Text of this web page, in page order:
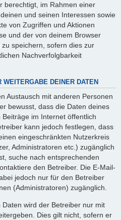
berechtigt, im Rahmen einer
und seinen Interessen sowie
von Zugriffen und Aktionen
und der von deinem Browser
speichern, sofern dies zur
Nachverfolgbarkeit
WEITERGABE DEINER DATEN
Austausch mit anderen Personen
bewusst, dass die Daten deines
im Internet öffentlich
kann jedoch festlegen, dass
eingeschränkten Nutzerkreis
Administratoren etc.) zugänglich
suche nach entsprechenden
den Betreiber. Die E-Mail-
jedoch nur für den Betreiber
(Administratoren) zugänglich.
wird der Betreiber nur mit
Dies gilt nicht, sofern er